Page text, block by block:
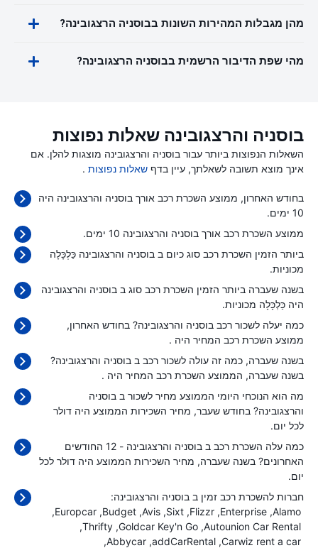
מהן מגבלות המהירות השונות בבוסניה הרצגובינה?
מהי שפת הדיבור הרשמית בבוסניה הרצגובינה?
בוסניה והרצגובינה שאלות נפוצות
השאלות הנפוצות ביותר עבור בוסניה והרצגובינה מוצגות להלן. אם
אינך מוצא תשובה לשאלתך, עיין בדף שאלות נפוצות .
בחודש האחרון, ממוצע השכרת רכב אורך בוסניה והרצגובינה היה
10 ימים.
ממוצע השכרת רכב אורך בוסניה והרצגובינה 10 ימים.
ביותר הזמין השכרת רכב סוג כיום ב בוסניה והרצגובינה כַּלְכָּלָה
מכוניות.
בשנה שעברה ביותר הזמין השכרת רכב סוג ב בוסניה והרצגובינה
היה כַּלְכָּלָה מכוניות.
כמה יעלה לשכור רכב בוסניה והרצגובינה? בחודש האחרון,
ממוצע השכרת רכב המחיר היה .
בשנה שעברה, כמה זה עולה לשכור רכב ב בוסניה והרצגובינה?
בשנה שעברה, הממוצע השכרת רכב המחיר היה .
מה הוא הנוכחי היומי הממוצע מחיר לשכור ב בוסניה
והרצגובינה? בחודש שעבר, מחיר השכירות הממוצע היה דולר
לכל יום.
כמה עלה השכרת רכב ב בוסניה והרצגובינה - 12 החודשים
האחרונים? בשנה שעברה, מחיר השכירות הממוצע היה דולר לכל
יום.
חברות להשכרת רכב זמין ב בוסניה והרצגובינה:
Alamo
Enterprise
Flizzr
Sixt
Avis
Budget
Europcar
Autounion Car Rental
Goldcar Key'n Go
Thrifty
Carwiz rent a car
addCarRental
Abbycar